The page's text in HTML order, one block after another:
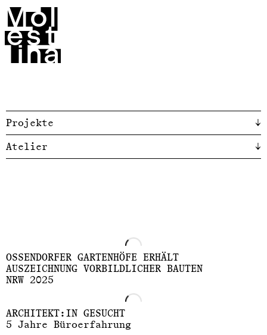
Molestina
Projekte
↓
Atelier
↓
OSSENDORFER GARTENHÖFE ERHÄLT
AUSZEICHNUNG VORBILDLICHER BAUTEN
NRW 2025
ARCHITEKT:IN GESUCHT
5 Jahre Büroerfahrung